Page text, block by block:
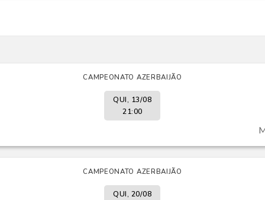
CAMPEONATO AZERBAIJÃO
QUI, 13/08
21:00
CAMPEONATO AZERBAIJÃO
QUI, 20/08